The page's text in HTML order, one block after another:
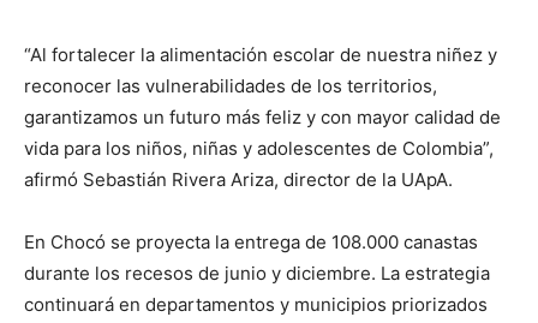
“Al fortalecer la alimentación escolar de nuestra niñez y
reconocer las vulnerabilidades de los territorios,
garantizamos un futuro más feliz y con mayor calidad de
vida para los niños, niñas y adolescentes de Colombia”,
afirmó Sebastián Rivera Ariza, director de la UApA.
En Chocó se proyecta la entrega de 108.000 canastas
durante los recesos de junio y diciembre. La estrategia
continuará en departamentos y municipios priorizados